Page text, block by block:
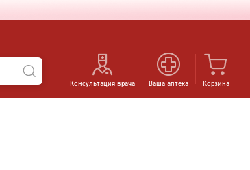
Консультация врача Ваша аптека Корзина